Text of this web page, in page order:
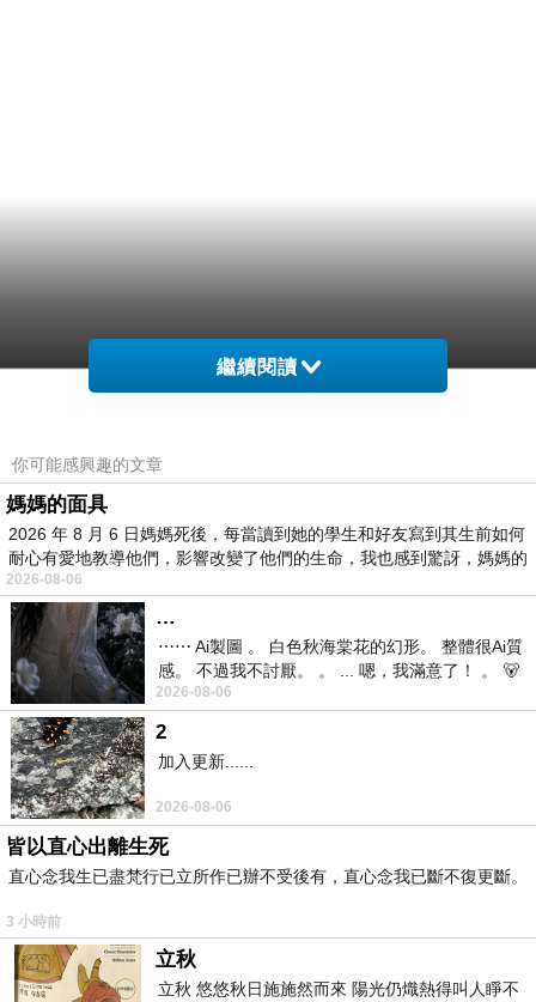
繼續閱讀
你可能感興趣的文章
媽媽的面具
2026 年 8 月 6 日媽媽死後，每當讀到她的學生和好友寫到其生前如何
耐心有愛地教導他們，影響改變了他們的生命，我也感到驚訝，媽媽的
2026-08-06
…
⋯⋯ Ai製圖 。 白色秋海棠花的幻形。 整體很Ai質
感。 不過我不討厭。 。 ... 嗯，我滿意了！ 。 🐻
昨中
2026-08-06
2
加入更新......
2026-08-06
皆以直心出離生死
直心念我生已盡梵行已立所作已辦不受後有，直心念我已斷不復更斷。
3 小時前
立秋
立秋 悠悠秋日施施然而來 陽光仍熾熱得叫人睜不